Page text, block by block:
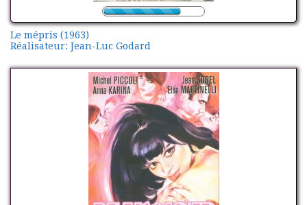
Le mépris (1963)
Réalisateur: Jean-Luc Godard